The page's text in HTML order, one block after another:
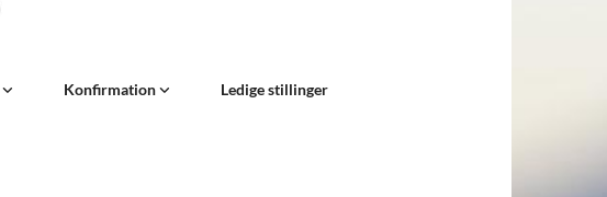
Konfirmation Ledige stillinger